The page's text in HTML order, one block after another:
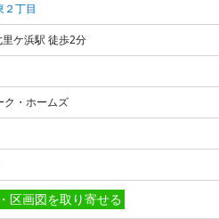
２丁目
ケ浜駅 徒歩2分
ク・ホームズ
区画図を取り寄せる